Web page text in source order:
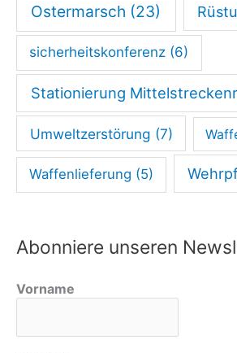
Ostermarsch (23)
sicherheitskonferenz (6)
Stationierung
Umweltzerstörung (7)
Waffenlieferung (5)
Abonniere unseren
Vorname